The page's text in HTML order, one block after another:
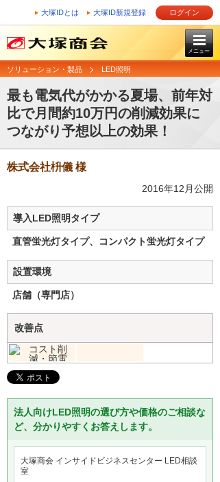
大塚IDとは 大塚ID新規登録 ログイン
メニュー
ソリューション・製品 LED照明
最も電気代がかかる夏場、前年対
比で月間約10万円の削減効果に
つながり予想以上の効果！
株式会社枡儀 様
2016年12月公開
導入LED照明タイプ
直管蛍光灯タイプ、コンパクト蛍光灯タイプ
設置環境
店舗（専門店）
改善点
法人向けLED照明の選び方や価格のご相談な
ど、分かりやすくお答えします。
大塚商会 インサイドビジネスセンター LED相談
室